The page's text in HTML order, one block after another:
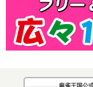
麻雀王国公